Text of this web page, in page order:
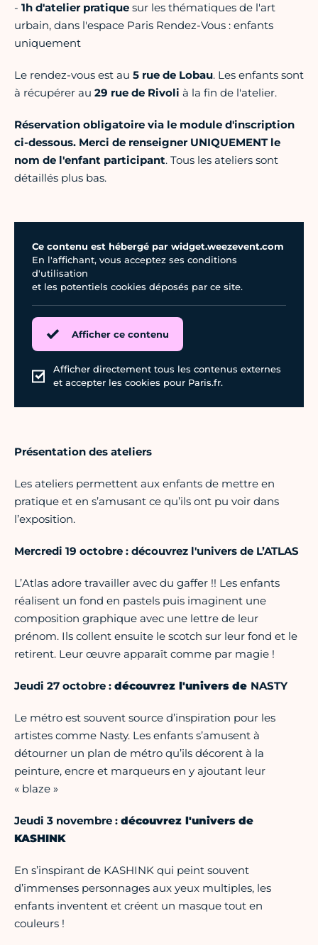
- 1h d'atelier pratique sur les thématiques de l'art
urbain, dans l'espace Paris Rendez-Vous : enfants
uniquement
Le rendez-vous est au 5 rue de Lobau. Les enfants sont
à récupérer au 29 rue de Rivoli à la fin de l'atelier.
Réservation obligatoire via le module d'inscription
ci-dessous. Merci de renseigner UNIQUEMENT le
nom de l'enfant participant. Tous les ateliers sont
détaillés plus bas.
Ce contenu est hébergé par widget.weezevent.com
En l'affichant, vous acceptez ses conditions
d'utilisation
et les potentiels cookies déposés par ce site.
Afficher ce contenu
Afficher directement tous les contenus externes
et accepter les cookies pour Paris.fr.
Présentation des ateliers
Les ateliers permettent aux enfants de mettre en
pratique et en s’amusant ce qu’ils ont pu voir dans
l’exposition.
Mercredi 19 octobre : découvrez l'univers de L’ATLAS
L’Atlas adore travailler avec du gaffer !! Les enfants
réalisent un fond en pastels puis imaginent une
composition graphique avec une lettre de leur
prénom. Ils collent ensuite le scotch sur leur fond et le
retirent. Leur œuvre apparaît comme par magie !
Jeudi 27 octobre : découvrez l'univers de NASTY
Le métro est souvent source d’inspiration pour les
artistes comme Nasty. Les enfants s’amusent à
détourner un plan de métro qu’ils décorent à la
peinture, encre et marqueurs en y ajoutant leur
« blaze »
Jeudi 3 novembre : découvrez l'univers de
KASHINK
En s’inspirant de KASHINK qui peint souvent
d’immenses personnages aux yeux multiples, les
enfants inventent et créent un masque tout en
couleurs !